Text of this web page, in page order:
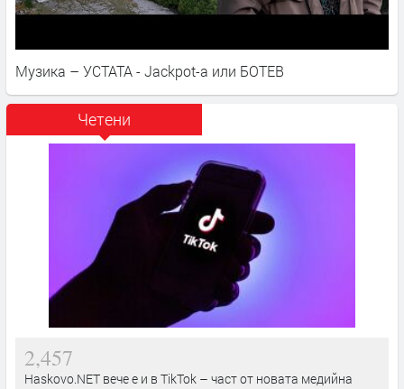
Музика – УСТАТА - Jackpot-a или БОТЕВ
Четени
2,457
Haskovo.NET вече е и в TikTok – част от новата медийна